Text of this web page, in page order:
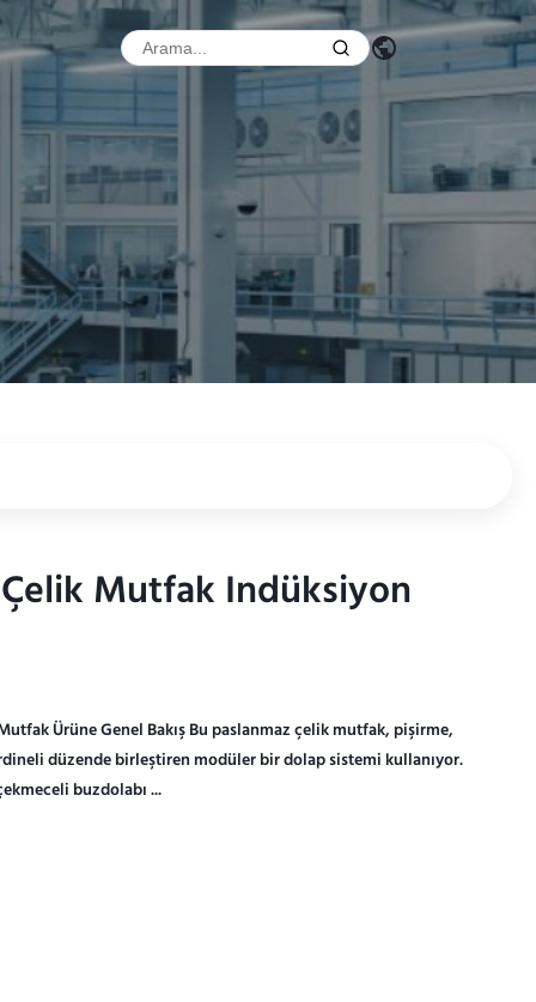
Mutfak Indüksiyon
Mutfak Indüksiyon
Ürüne Genel Bakış Bu paslanmaz çelik mutfak, pişirme,
düzende birleştiren modüler bir dolap sistemi kullanıyor.
buzdolabı ...